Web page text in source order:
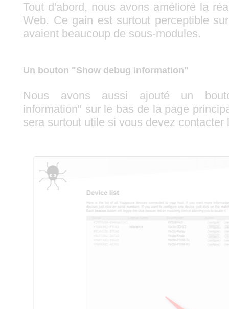
Tout d'abord, nous avons amélioré la
Web. Ce gain est surtout perceptible
avaient beaucoup de sous-modules.
Un bouton "Show debug information"
Nous avons aussi ajouté un
information" sur le bas de la page
sera surtout utile si vous devez contacter